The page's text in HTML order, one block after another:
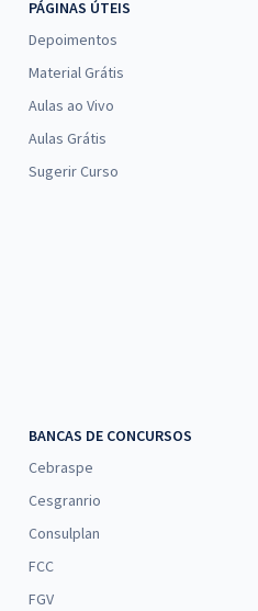
PÁGINAS ÚTEIS
Depoimentos
Material Grátis
Aulas ao Vivo
Aulas Grátis
Sugerir Curso
BANCAS DE CONCURSOS
Cebraspe
Cesgranrio
Consulplan
FCC
FGV